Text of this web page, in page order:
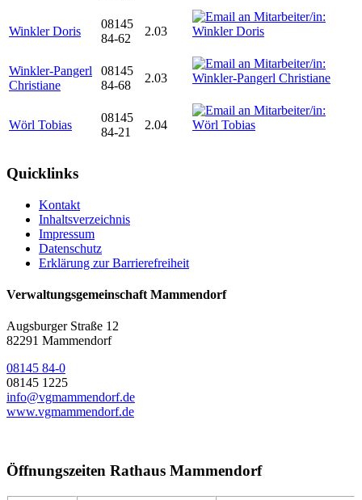
Winkler Doris
08145
84-62
2.03
Winkler-Pangerl
Christiane
08145
84-68
2.03
Wörl Tobias
08145
84-21
2.04
Quicklinks
Kontakt
Inhaltsverzeichnis
Impressum
Datenschutz
Erklärung zur Barrierefreiheit
Verwaltungsgemeinschaft Mammendorf
Augsburger Straße 12
82291 Mammendorf
08145 84-0
08145 1225
info@vgmammendorf.de
www.vgmammendorf.de
Öffnungszeiten Rathaus Mammendorf